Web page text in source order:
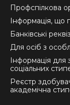
Профспілкова
Інформація, що
Банківські
Для осіб з
Інформація для
соціальних
Реєстр
академічна